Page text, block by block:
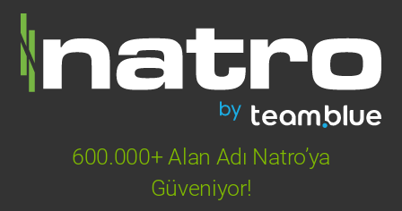
600.000+ Alan Adı Natro’ya
Güveniyor!